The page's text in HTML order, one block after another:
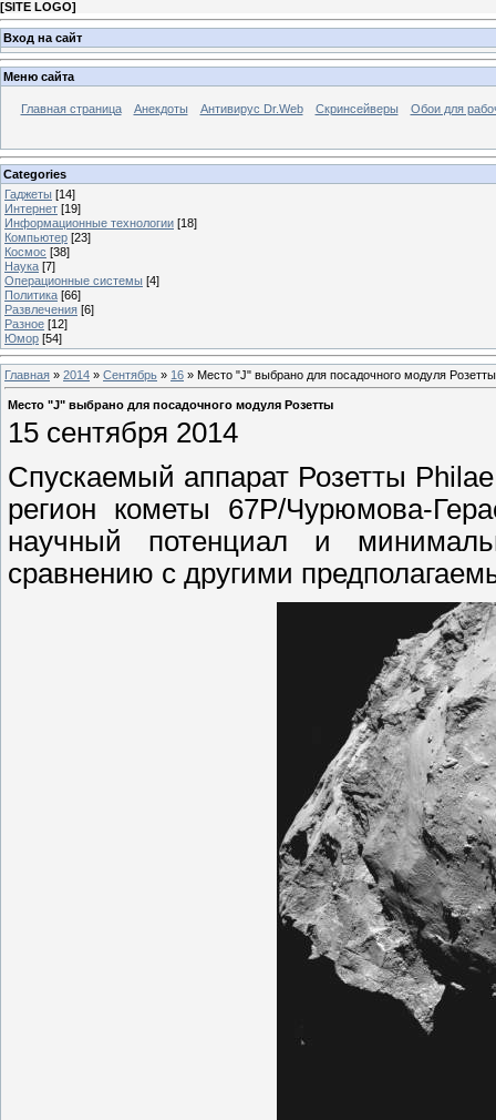
[SITE LOGO]
Вход на сайт
Меню сайта
Главная страница Анекдоты Антивирус Dr.Web Скринсейверы Обои для
Categories
Гаджеты [14]
Интернет [19]
Информационные технологии [18]
Компьютер [23]
Космос [38]
Наука [7]
Операционные системы [4]
Политика [66]
Развлечения [6]
Разное [12]
Юмор [54]
Главная » 2014 » Сентябрь » 16 » Место "J" выбрано для посадочного модуля Розетты
Место "J" выбрано для посадочного модуля Розетты
15 сентября 2014
Спускаемый аппарат Розетты
регион кометы 67P/Чурюмова-
научный потенциал и
сравнению с другими